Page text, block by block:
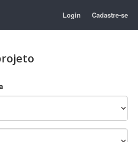
Login Cadastre-se